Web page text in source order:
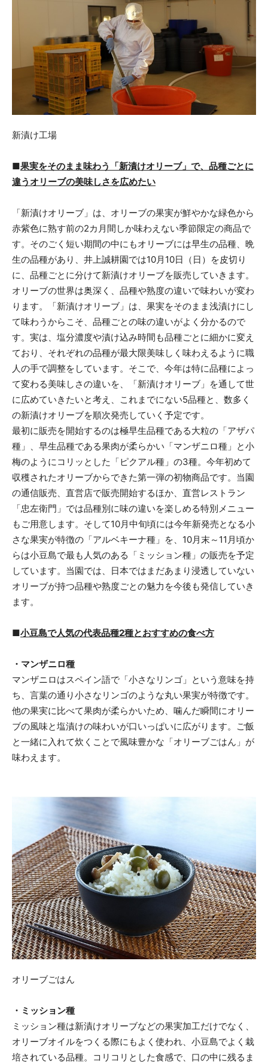
新漬け工場
■果実をそのまま味わう「新漬けオリーブ」で、品種ごとに
違うオリーブの美味しさを広めたい
「新漬けオリーブ」は、オリーブの果実が鮮やかな緑色から
赤紫色に熟す前の2カ月間しか味わえない季節限定の商品で
す。そのごく短い期間の中にもオリーブには早生の品種、晩
生の品種があり、井上誠耕園では10月10日（日）を皮切り
に、品種ごとに分けて新漬けオリーブを販売していきます。
オリーブの世界は奥深く、品種や熟度の違いで味わいが変わ
ります。「新漬けオリーブ」は、果実をそのまま浅漬けにし
て味わうからこそ、品種ごとの味の違いがよく分かるので
す。実は、塩分濃度や漬け込み時間も品種ごとに細かに変え
ており、それぞれの品種が最大限美味しく味わえるように職
人の手で調整をしています。そこで、今年は特に品種によっ
て変わる美味しさの違いを、「新漬けオリーブ」を通して世
に広めていきたいと考え、これまでにない5品種と、数多く
の新漬けオリーブを順次発売していく予定です。
最初に販売を開始するのは極早生品種である大粒の「アザパ
種」、早生品種である果肉が柔らかい「マンザニロ種」と小
梅のようにコリッとした「ピクアル種」の3種。今年初めて
収穫されたオリーブからできた第一弾の初物商品です。当園
の通信販売、直営店で販売開始するほか、直営レストラン
「忠左衛門」では品種別に味の違いを楽しめる特別メニュー
もご用意します。そして10月中旬頃には今年新発売となる小
さな果実が特徴の「アルベキーナ種」を、10月末～11月頃か
らは小豆島で最も人気のある「ミッション種」の販売を予定
しています。当園では、日本ではまだあまり浸透していない
オリーブが持つ品種や熟度ごとの魅力を今後も発信していき
ます。
■小豆島で人気の代表品種2種とおすすめの食べ方
・マンザニロ種
マンザニロはスペイン語で「小さなリンゴ」という意味を持
ち、言葉の通り小さなリンゴのような丸い果実が特徴です。
他の果実に比べて果肉が柔らかいため、噛んだ瞬間にオリー
ブの風味と塩漬けの味わいが口いっぱいに広がります。ご飯
と一緒に入れて炊くことで風味豊かな「オリーブごはん」が
味わえます。
オリーブごはん
・ミッション種
ミッション種は新漬けオリーブなどの果実加工だけでなく、
オリーブオイルをつくる際にもよく使われ、小豆島でよく栽
培されている品種。コリコリとした食感で、口の中に残るま